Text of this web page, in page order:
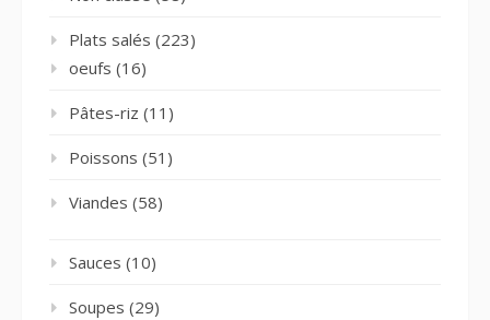
Plats salés (223)
oeufs (16)
Pâtes-riz (11)
Poissons (51)
Viandes (58)
Sauces (10)
Soupes (29)